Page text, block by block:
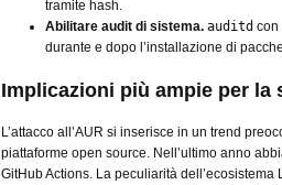
tramite hash.
Abilitare audit di sistema. auditd con
durante e dopo l’installazione di
Implicazioni più ampie per
L’attacco all’AUR si inserisce in un trend
piattaforme open source. Nell’ultimo anno
GitHub Actions. La peculiarità